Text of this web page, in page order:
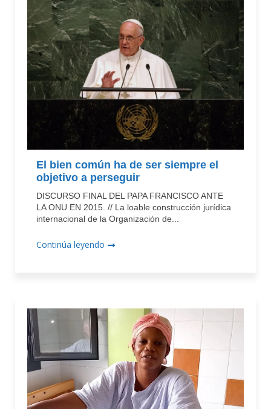
El bien común ha de ser siempre el
objetivo a perseguir
DISCURSO FINAL DEL PAPA FRANCISCO ANTE
LA ONU EN 2015. // La loable construcción jurídica
internacional de la Organización de...
Continúa leyendo